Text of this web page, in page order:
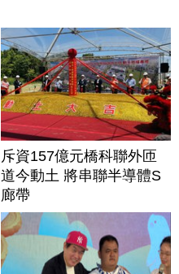
斥資157億元橋科聯外匝
道今動土 將串聯半導體S
廊帶